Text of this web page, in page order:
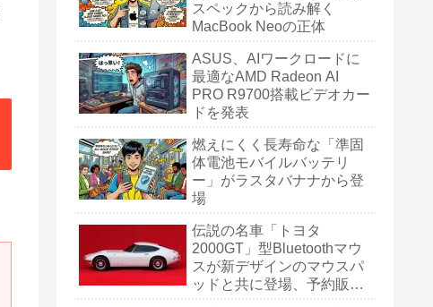
スペックから読み解く
MacBook Neoの正体
ASUS、AIワークロードに
最適なAMD Radeon AI
PRO R9700搭載ビデオカー
ドを発表
燃えにくく長寿命な「準固
体電池モバイルバッテリ
ー」がラスタバナナから登
場
伝説の名車「トヨタ
2000GT」型Bluetoothマウ
スが新デザインのマウスパ
ッドと共に登場、予約販売